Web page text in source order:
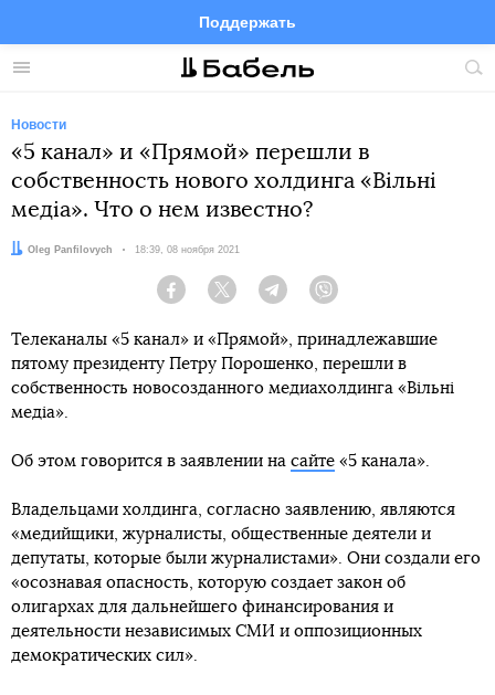
Меню
Поддержать
FacebookTelegramTwitter
Новости
«5 канал» и «Прямой» перешли в
собственность нового холдинга «Вільні
медіа». Что о нем известно?
Автор:
Oleg Panfilovych Дата:
18:39, 08 ноября 2021
Facebook Twitter Telegram
Телеканалы «5 канал» и «Прямой», принадлежавшие
пятому президенту Петру Порошенко, перешли в
собственность новосозданного медиахолдинга «Вільні
медіа».
Об этом говорится в заявлении на сайте «5 канала».
Владельцами холдинга, согласно заявлению, являются
«медийщики, журналисты, общественные деятели и
депутаты, которые были журналистами». Они создали его
«осознавая опасность, которую создает закон об
олигархах для дальнейшего финансирования и
деятельности независимых СМИ и оппозиционных
демократических сил».